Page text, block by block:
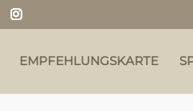
EMPFEHLUNGSKARTE